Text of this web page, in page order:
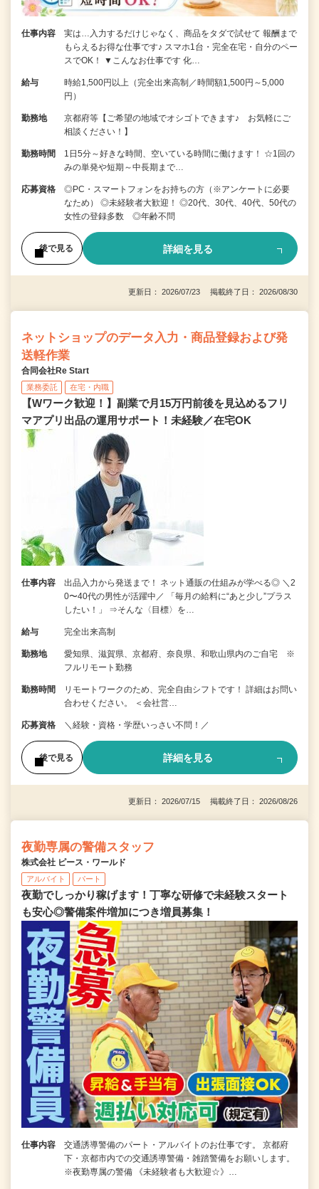
仕事内容
実は…入力するだけじゃなく、商品をタダで試せて 報酬まで
もらえるお得な仕事です♪ スマホ1台・完全在宅・自分のペー
スでOK！ ▼こんなお仕事です 化…
給与
時給1,500円以上（完全出来高制／時間額1,500円～5,000
円）
勤務地
京都府等【ご希望の地域でオシゴトできます♪ お気軽にご
相談ください！】
勤務時間
1日5分～好きな時間、空いている時間に働けます！ ☆1回の
みの単発や短期～中長期まで…
応募資格
◎PC・スマートフォンをお持ちの方（※アンケートに必要
なため） ◎未経験者大歓迎！ ◎20代、30代、40代、50代の
女性の登録多数 ◎年齢不問
後で見る 詳細を見る
更新日： 2026/07/23 掲載終了日： 2026/08/30
ネットショップのデータ入力・商品登録および発
送軽作業
合同会社Re Start
業務委託 在宅・内職
【Wワーク歓迎！】副業で月15万円前後を見込めるフリ
マアプリ出品の運用サポート！未経験／在宅OK
仕事内容
出品入力から発送まで！ ネット通販の仕組みが学べる◎ ＼2
0〜40代の男性が活躍中／ 「毎月の給料に“あと少し”プラス
したい！」 ⇒そんな〈目標〉を…
給与 完全出来高制
勤務地
愛知県、滋賀県、京都府、奈良県、和歌山県内のご自宅 ※
フルリモート勤務
勤務時間
リモートワークのため、完全自由シフトです！ 詳細はお問い
合わせください。 ＜会社営…
応募資格 ＼経験・資格・学歴いっさい不問！／
後で見る 詳細を見る
更新日： 2026/07/15 掲載終了日： 2026/08/26
夜勤専属の警備スタッフ
株式会社 ピース・ワールド
アルバイト パート
夜勤でしっかり稼げます！丁寧な研修で未経験スタート
も安心◎警備案件増加につき増員募集！
仕事内容
交通誘導警備のパート・アルバイトのお仕事です。 京都府
下・京都市内での交通誘導警備・雑踏警備をお願いします。
※夜勤専属の警備 《未経験者も大歓迎☆》…